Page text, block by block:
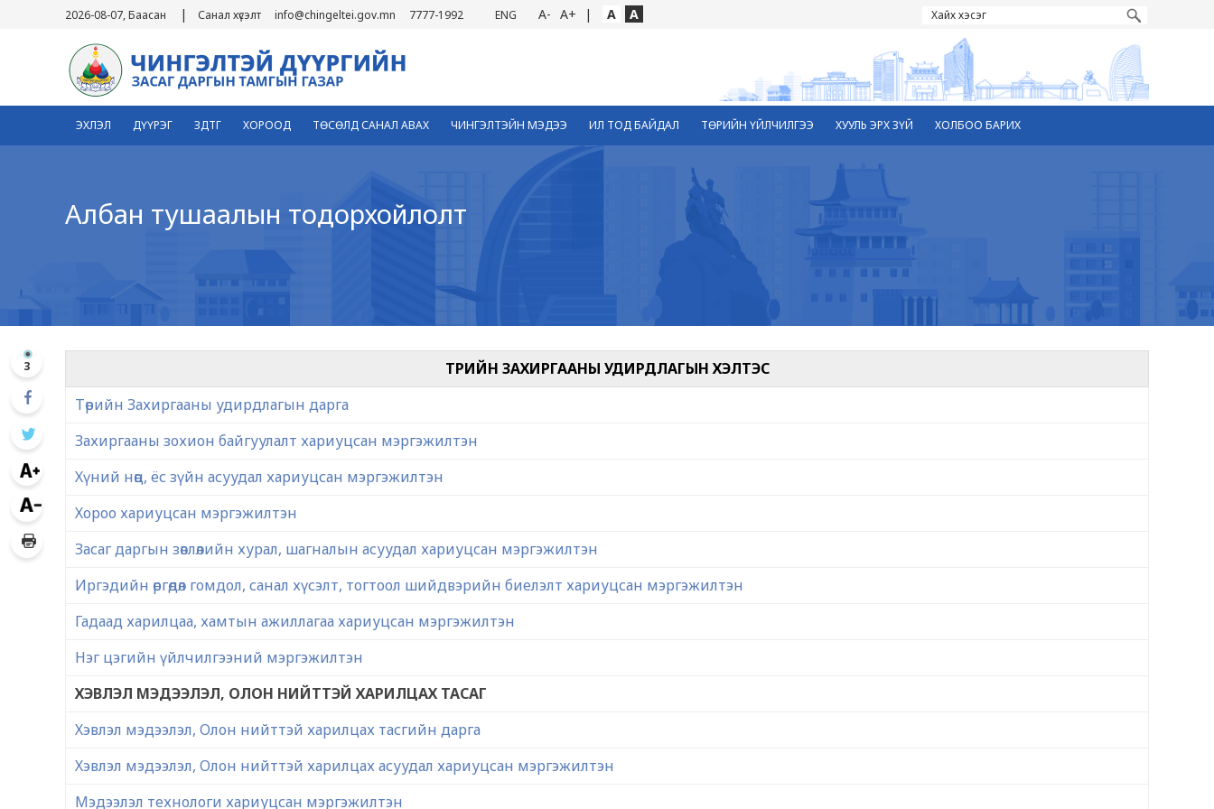
2026-08-07, Баасан | Санал хүсэлт info@chingeltei.gov.mn 7777-1992 ENG A- A+ | A A
ЭХЛЭЛ ДҮҮРЭГ ЗДТГ ХОРООД ТӨСӨЛД САНАЛ АВАХ ЧИНГЭЛТЭЙН МЭДЭЭ ИЛ ТОД БАЙДАЛ ТӨРИЙН ҮЙЛЧИЛГЭЭ ХУУЛЬ ЭРХ ЗҮЙ ХОЛБОО БАРИХ
Албан тушаалын тодорхойлолт
3
ТӨРИЙН ЗАХИРГААНЫ УДИРДЛАГЫН ХЭЛТЭС
Төрийн Захиргааны удирдлагын дарга
Захиргааны зохион байгуулалт хариуцсан мэргэжилтэн
Хүний нөөц, ёс зүйн асуудал хариуцсан мэргэжилтэн
Хороо хариуцсан мэргэжилтэн
Засаг даргын зөвлөлийн хурал, шагналын асуудал хариуцсан мэргэжилтэн
Иргэдийн өргөдөл гомдол, санал хүсэлт, тогтоол шийдвэрийн биелэлт хариуцсан мэргэжилтэн
Гадаад харилцаа, хамтын ажиллагаа хариуцсан мэргэжилтэн
Нэг цэгийн үйлчилгээний мэргэжилтэн
ХЭВЛЭЛ МЭДЭЭЛЭЛ, ОЛОН НИЙТТЭЙ ХАРИЛЦАХ ТАСАГ
Хэвлэл мэдээлэл, Олон нийттэй харилцах тасгийн дарга
Хэвлэл мэдээлэл, Олон нийттэй харилцах асуудал хариуцсан мэргэжилтэн
Мэдээлэл технологи хариуцсан мэргэжилтэн